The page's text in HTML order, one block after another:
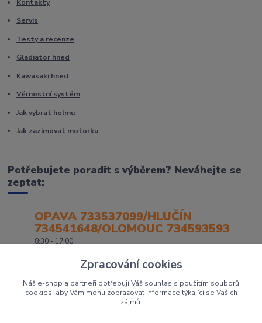
Kontakty
Servis
Testy a recenze
Gladiator hned
Kawasaki hned
Věrnostní systém
Jak vybrat helmu
Jak zazimovat motorku
Potřebujete poradit s výběrem? Neváhejte se
zeptat:
OPAVA 733537099/HLUČÍN
734541648/OLOMOUC 734593593
8:30 - 17:00
Zpracování cookies
Náš e-shop a partneři potřebují Váš souhlas s použitím souborů
cookies, aby Vám mohli zobrazovat informace týkající se Vašich
zájmů.